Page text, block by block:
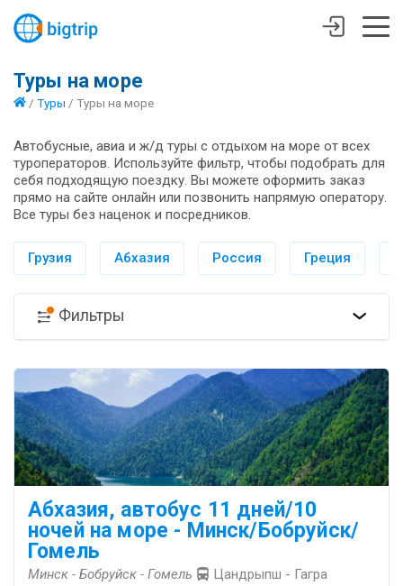
Туры на море
/ Туры / Туры на море
Автобусные, авиа и ж/д туры с отдыхом на море от всех
туроператоров. Используйте фильтр, чтобы подобрать для
себя подходящую поездку. Вы можете оформить заказ
прямо на сайте онлайн или позвонить напрямую оператору.
Все туры без наценок и посредников.
Грузия Абхазия Россия Греция
Фильтры
Абхазия, автобус 11 дней/10
ночей на море - Минск/Бобруйск/
Гомель
Минск - Бобруйск - Гомель Цандрыпш - Гагра